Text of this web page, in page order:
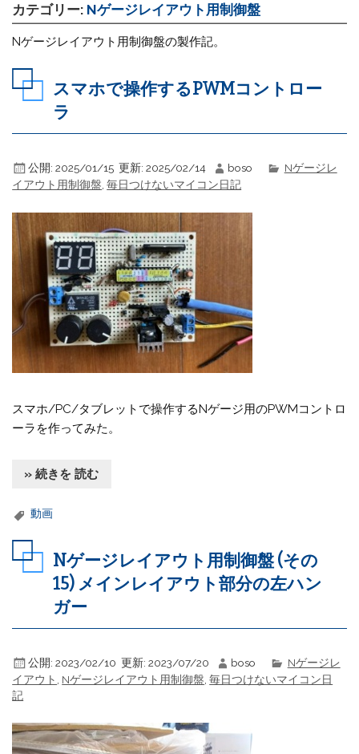
カテゴリー: Nゲージレイアウト用制御盤
Nゲージレイアウト用制御盤の製作記。
スマホで操作するPWMコントロー
ラ
公開: 2025/01/15 更新: 2025/02/14 boso
Nゲージレ
イアウト用制御盤,毎日つけないマイコン日記
スマホ/PC/タブレットで操作するNゲージ用のPWMコントロ
ーラを作ってみた。
» 続きを 読む
動画
Nゲージレイアウト用制御盤 (その
15) メインレイアウト部分の左ハン
ガー
公開: 2023/02/10 更新: 2023/07/20 boso
Nゲージレ
イアウト
Nゲージレイアウト用制御盤 ,毎日つけないマイコン日
記